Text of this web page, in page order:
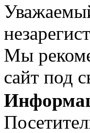
Мы
сайт под